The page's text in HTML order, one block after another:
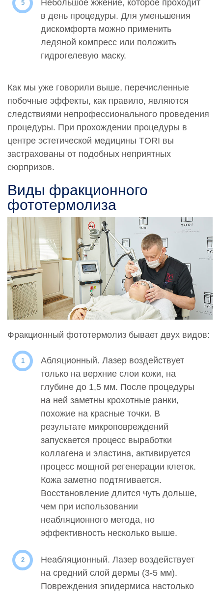
Небольшое жжение, которое проходит
в день процедуры. Для уменьшения
дискомфорта можно применить
ледяной компресс или положить
гидрогелевую маску.
Как мы уже говорили выше, перечисленные
побочные эффекты, как правило, являются
следствиями непрофессионального проведения
процедуры. При прохождении процедуры в
центре эстетической медицины TORI вы
застрахованы от подобных неприятных
сюрпризов.
Виды фракционного
фототермолиза
Фракционный фототермолиз бывает двух видов:
Абляционный. Лазер воздействует
только на верхние слои кожи, на
глубине до 1,5 мм. После процедуры
на ней заметны крохотные ранки,
похожие на красные точки. В
результате микроповреждений
запускается процесс выработки
коллагена и эластина, активируется
процесс мощной регенерации клеток.
Кожа заметно подтягивается.
Восстановление длится чуть дольше,
чем при использовании
неабляционного метода, но
эффективность несколько выше.
Неабляционный. Лазер воздействует
на средний слой дермы (3-5 мм).
Повреждения эпидермиса настолько